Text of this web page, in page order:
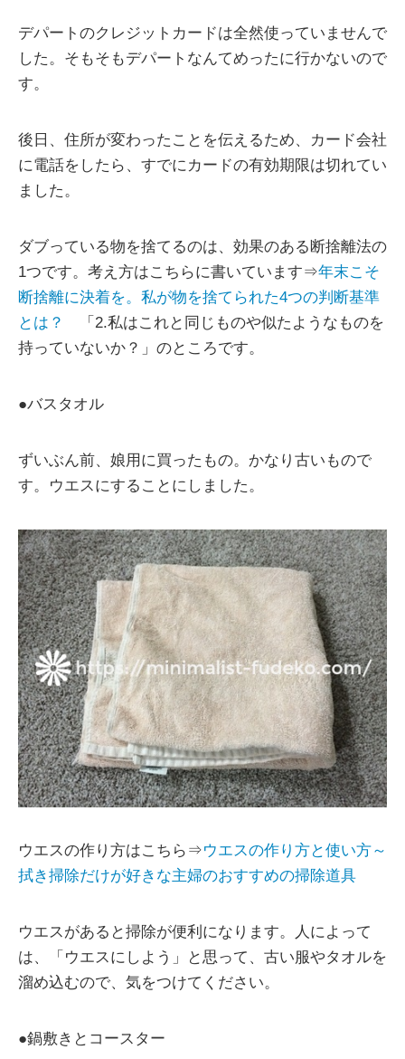
デパートのクレジットカードは全然使っていませんで
した。そもそもデパートなんてめったに行かないので
す。
後日、住所が変わったことを伝えるため、カード会社
に電話をしたら、すでにカードの有効期限は切れてい
ました。
ダブっている物を捨てるのは、効果のある断捨離法の
1つです。考え方はこちらに書いています⇒年末こそ
断捨離に決着を。私が物を捨てられた4つの判断基準
とは？
「2.私はこれと同じものや似たようなものを
持っていないか？」のところです。
●バスタオル
ずいぶん前、娘用に買ったもの。かなり古いもので
す。ウエスにすることにしました。
ウエスの作り方はこちら⇒ウエスの作り方と使い方～
拭き掃除だけが好きな主婦のおすすめの掃除道具
ウエスがあると掃除が便利になります。人によって
は、「ウエスにしよう」と思って、古い服やタオルを
溜め込むので、気をつけてください。
●鍋敷きとコースター